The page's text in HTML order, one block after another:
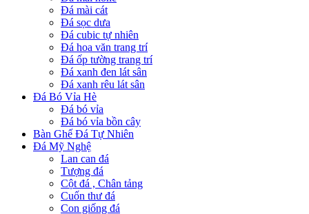
Đá mài cát
Đá sọc dưa
Đá cubic tự nhiên
Đá hoa văn trang trí
Đá ốp tường trang trí
Đá xanh đen lát sân
Đá xanh rêu lát sân
Đá Bó Vỉa Hè
Đá bó vỉa
Đá bó vỉa bồn cây
Bàn Ghế Đá Tự Nhiên
Đá Mỹ Nghệ
Lan can đá
Tượng đá
Cột đá , Chân tảng
Cuốn thư đá
Con giống đá